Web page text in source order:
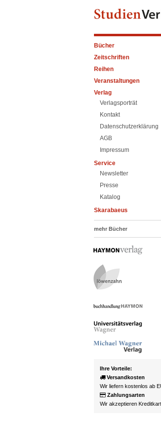
Bücher
Zeitschriften
Reihen
Veranstaltungen
Verlag
Verlagsporträt
Kontakt
Datenschutzerklärung
AGB
Impressum
Service
Newsletter
Presse
Katalog
Skarabaeus
mehr Bücher
Ihre Vorteile:
Versandkosten
Wir liefern kostenlos ab
Zahlungsarten
Wir akzeptieren